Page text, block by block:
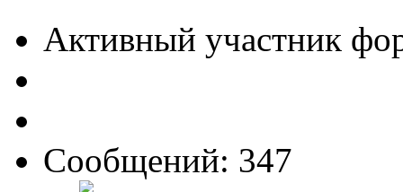
Активный участник
Сообщений: 347